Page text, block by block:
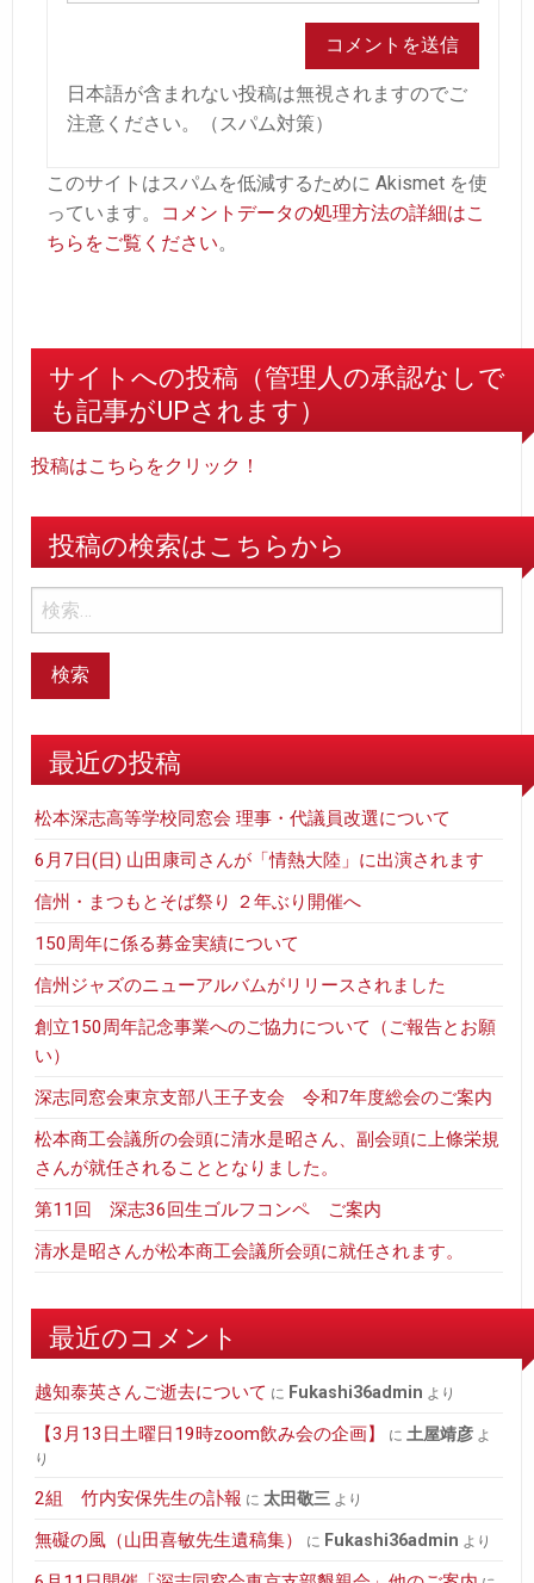
日本語が含まれない投稿は無視されますのでご
注意ください。（スパム対策）
このサイトはスパムを低減するために Akismet を使
っています。
コメントデータの処理方法の詳細はこ
ちらをご覧ください。
サイトへの投稿（管理人の承認なしで
も記事がUPされます）
投稿はこちらをクリック！
投稿の検索はこちらから
最近の投稿
松本深志高等学校同窓会 理事・代議員改選について
6月7日(日) 山田康司さんが「情熱大陸」に出演されます
信州・まつもとそば祭り ２年ぶり開催へ
150周年に係る募金実績について
信州ジャズのニューアルバムがリリースされました
創立150周年記念事業へのご協力について（ご報告とお願
い）
深志同窓会東京支部八王子支会 令和7年度総会のご案内
松本商工会議所の会頭に清水是昭さん、副会頭に上條栄規
さんが就任されることとなりました。
第11回 深志36回生ゴルフコンペ ご案内
清水是昭さんが松本商工会議所会頭に就任されます。
最近のコメント
越知泰英さんご逝去について に fukashi36admin より
【3月13日土曜日19時zoom飲み会の企画】 に 土屋靖彦 よ
り
2組 竹内安保先生の訃報 に 太田敬三 より
無礙の風（山田喜敏先生遺稿集） に fukashi36admin より